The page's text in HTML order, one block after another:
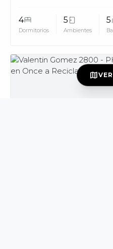
4
Dormitorios
5
Ambientes
5
MUV
map